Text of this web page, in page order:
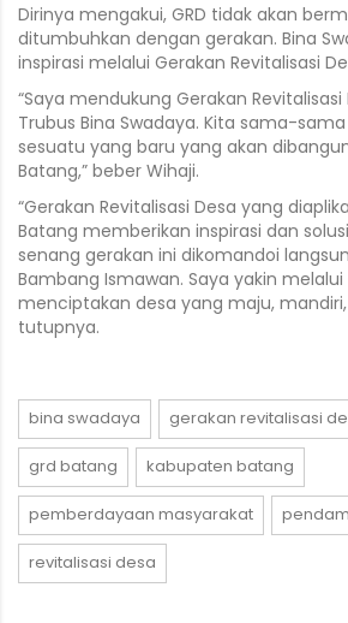
Dirinya mengakui, GRD tidak akan
ditumbuhkan dengan gerakan. Bina
inspirasi melalui Gerakan Revitalisasi
“Saya mendukung Gerakan
Trubus Bina Swadaya. Kita sama-
sesuatu yang baru yang akan
Batang,” beber Wihaji.
“Gerakan Revitalisasi Desa yang
Batang memberikan inspirasi dan
senang gerakan ini dikomandoi
Bambang Ismawan. Saya yakin melalui
menciptakan desa yang maju,
tutupnya.
bina swadaya gerakan revitalisasi
grd batang kabupaten batang
pemberdayaan masyarakat
revitalisasi desa